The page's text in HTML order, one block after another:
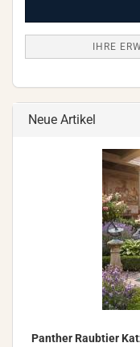
IHRE
Neue Artikel
Pan­ther Raub­tier